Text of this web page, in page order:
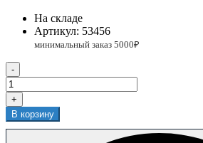
На складе
Артикул: 53456
-
+
В корзину